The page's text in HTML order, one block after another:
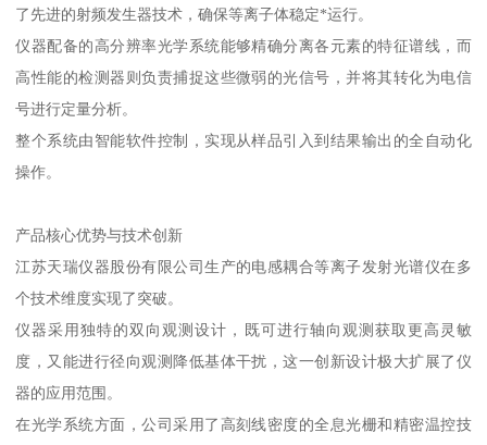
了先进的射频发生器技术，确保等离子体稳定*运行。
仪器配备的高分辨率光学系统能够精确分离各元素的特征谱线，而
高性能的检测器则负责捕捉这些微弱的光信号，并将其转化为电信
号进行定量分析。
整个系统由智能软件控制，实现从样品引入到结果输出的全自动化
操作。
产品核心优势与技术创新
江苏天瑞仪器股份有限公司生产的电感耦合等离子发射光谱仪在多
个技术维度实现了突破。
仪器采用独特的双向观测设计，既可进行轴向观测获取更高灵敏
度，又能进行径向观测降低基体干扰，这一创新设计极大扩展了仪
器的应用范围。
在光学系统方面，公司采用了高刻线密度的全息光栅和精密温控技